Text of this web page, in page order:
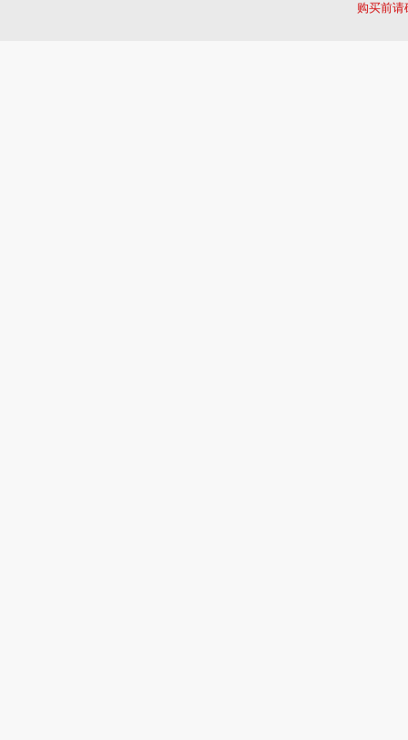
购买前